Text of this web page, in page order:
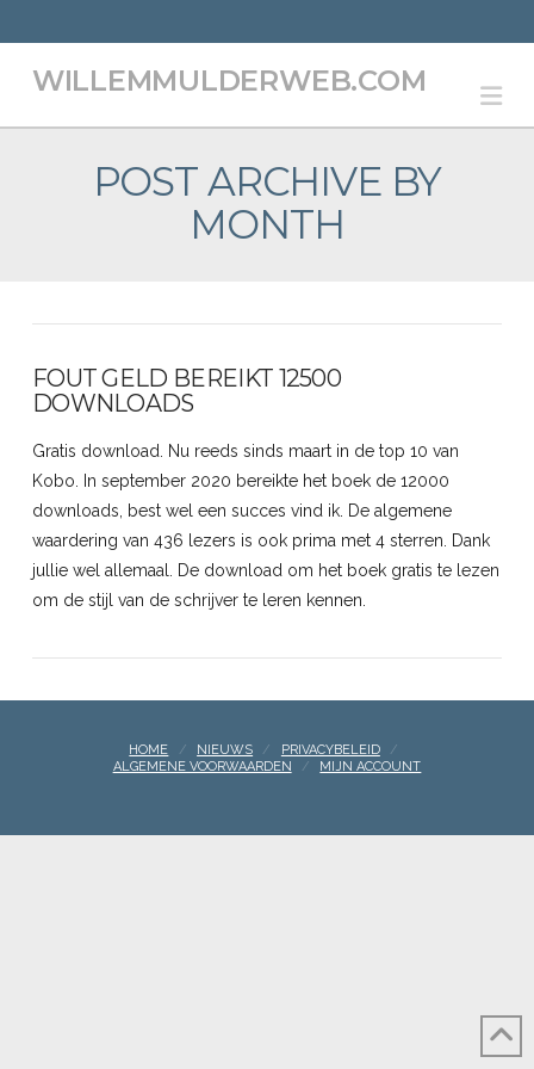
WILLEMMULDERWEB.COM
POST ARCHIVE BY
MONTH
FOUT GELD BEREIKT 12500
DOWNLOADS
Gratis download. Nu reeds sinds maart in de top 10 van
Kobo. In september 2020 bereikte het boek de 12000
downloads, best wel een succes vind ik. De algemene
waardering van 436 lezers is ook prima met 4 sterren. Dank
jullie wel allemaal. De download om het boek gratis te lezen
om de stijl van de schrijver te leren kennen.
HOME NIEUWS
PRIVACYBELEID
ALGEMENE VOORWAARDEN
MIJN ACCOUNT